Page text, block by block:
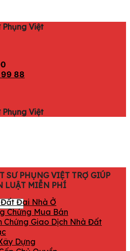
Việt
88
Việt
SƯ PHỤNG VIỆT TRỢ GIÚP
LUẬT MIỄN PHÍ
Đai Nhà Ở
Chứng Mua Bán
Chứng Giao Dịch Nhà Đất
Dựng